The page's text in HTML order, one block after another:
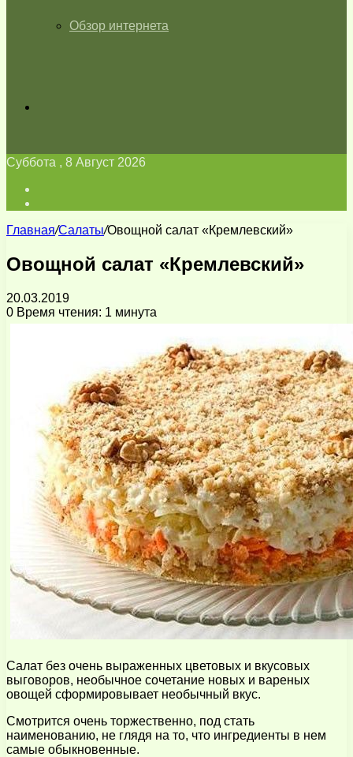
Обзор интернета
Суббота , 8 Август 2026
Главная/Салаты/Овощной салат «Кремлевский»
Овощной салат «Кремлевский»
20.03.2019
0 Время чтения: 1 минута
Салат без очень выраженных цветовых и вкусовых
выговоров, необычное сочетание новых и вареных
овощей сформировывает необычный вкус.
Смотрится очень торжественно, под стать
наименованию, не глядя на то, что ингредиенты в нем
самые обыкновенные.